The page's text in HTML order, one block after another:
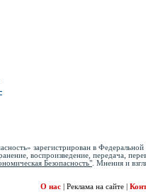
зарегистрирован в
воспроизведение, передача,
Безопасность" . Мнения и
О нас
Реклама на сайте